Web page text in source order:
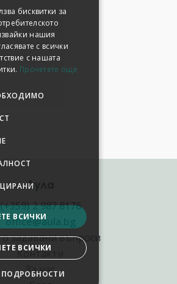
Аула
(+359) 2 987 8176
office@aula.bg
задавани въпроси
Контакти
За нас
бисквитки за
нашия
с всички
с нашата
Прочетете още
ВСИЧКИ
ВСИЧКИ
ПОДРОБНОСТИ